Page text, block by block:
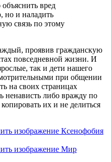
вред
но и наладить
связь по этому
проявив гражданскую
повседневной жизни. И
так и дети нашего
при общении
на своих страницах
ненависть либо вражду по
их и не делиться